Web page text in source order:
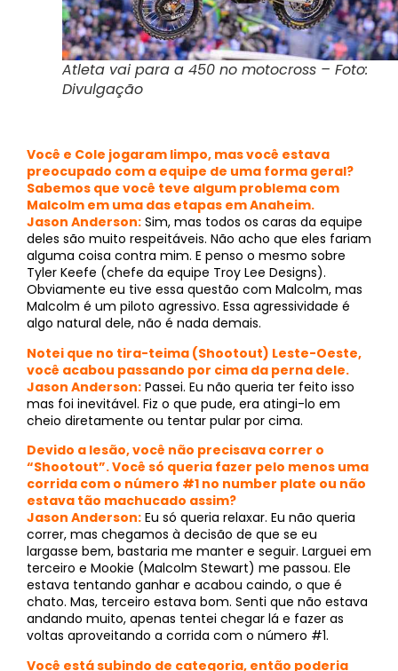
Atleta vai para a 450 no motocross – Foto:
Divulgação
Você e Cole jogaram limpo, mas você estava
preocupado com a equipe de uma forma geral?
Sabemos que você teve algum problema com
Malcolm em uma das etapas em Anaheim.
Jason Anderson: Sim, mas todos os caras da equipe
deles são muito respeitáveis. Não acho que eles fariam
alguma coisa contra mim. E penso o mesmo sobre
Tyler Keefe (chefe da equipe Troy Lee Designs).
Obviamente eu tive essa questão com Malcolm, mas
Malcolm é um piloto agressivo. Essa agressividade é
algo natural dele, não é nada demais.
Notei que no tira-teima (Shootout) Leste-Oeste,
você acabou passando por cima da perna dele.
Jason Anderson: Passei. Eu não queria ter feito isso
mas foi inevitável. Fiz o que pude, era atingi-lo em
cheio diretamente ou tentar pular por cima.
Devido a lesão, você não precisava correr o
“Shootout”. Você só queria fazer pelo menos uma
corrida com o número #1 no number plate ou não
estava tão machucado assim?
Jason Anderson: Eu só queria relaxar. Eu não queria
correr, mas chegamos à decisão de que se eu
largasse bem, bastaria me manter e seguir. Larguei em
terceiro e Mookie (Malcolm Stewart) me passou. Ele
estava tentando ganhar e acabou caindo, o que é
chato. Mas, terceiro estava bom. Senti que não estava
andando muito, apenas tentei chegar lá e fazer as
voltas aproveitando a corrida com o número #1.
Você está subindo de categoria, então poderia